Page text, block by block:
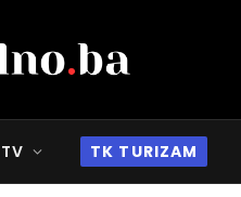
TK TURIZAM